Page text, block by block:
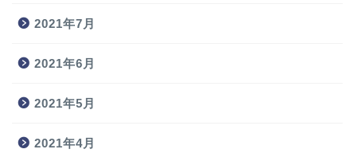
2021年7月
2021年6月
2021年5月
2021年4月